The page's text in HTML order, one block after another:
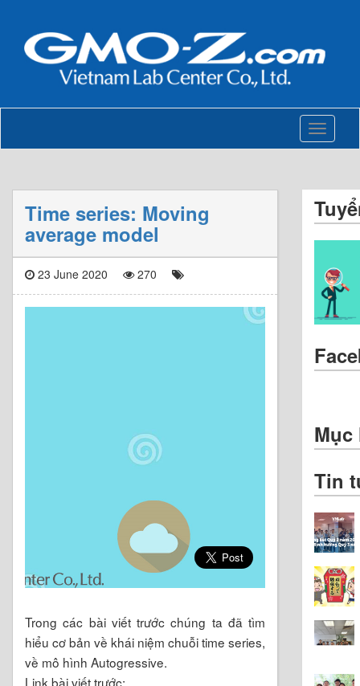
Toggle
Time series: Moving
average model
23 June 2020 270
Trong các bài viết trước chúng ta đã tìm
hiểu cơ bản về khái niệm chuỗi time series,
về mô hình Autogressive.
Link bài viết trước:
Mục
Tin